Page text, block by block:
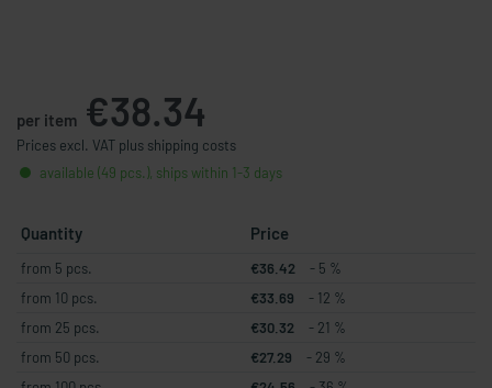
per item €38.34
Prices excl. VAT plus shipping costs
available (49 pcs.), ships within 1-3 days
Quantity Price
from 5 pcs. €36.42
- 5 %
from 10 pcs.
€33.69
- 12 %
from 25 pcs.
€30.32
- 21 %
from 50 pcs.
€27.29
- 29 %